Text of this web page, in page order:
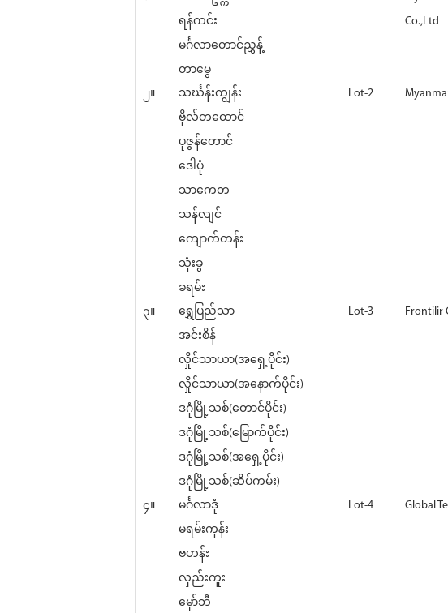
ရန်ကင်း
မင်္ဂလာတောင်ညွှန့်
တာမွေ
Co.,Ltd
၂။
သင်္ဃန်းကျွန်း
ဗိုလ်တထောင်
ပုဇွန်တောင်
ဒေါပုံ
သာကေတ
သန်လျင်
ကျောက်တန်း
သုံးခွ
ခရမ်း
Lot-2
၃။
ရွှေပြည်သာ
အင်းစိန်
လှိုင်သာယာ(အရှေ့ပိုင်း)
လှိုင်သာယာ(အနောက်ပိုင်း)
ဒဂုံမြို့သစ်(တောင်ပိုင်း)
ဒဂုံမြို့သစ်(မြောက်ပိုင်း)
ဒဂုံမြို့သစ်(အရှေ့ပိုင်း)
ဒဂုံမြို့သစ်(ဆိပ်ကမ်း)
Lot-3 Frontilir
၄။
မင်္ဂလာဒုံ
မရမ်းကုန်း
ဗဟန်း
လှည်းကူး
မှော်ဘီ
Lot-4 Global